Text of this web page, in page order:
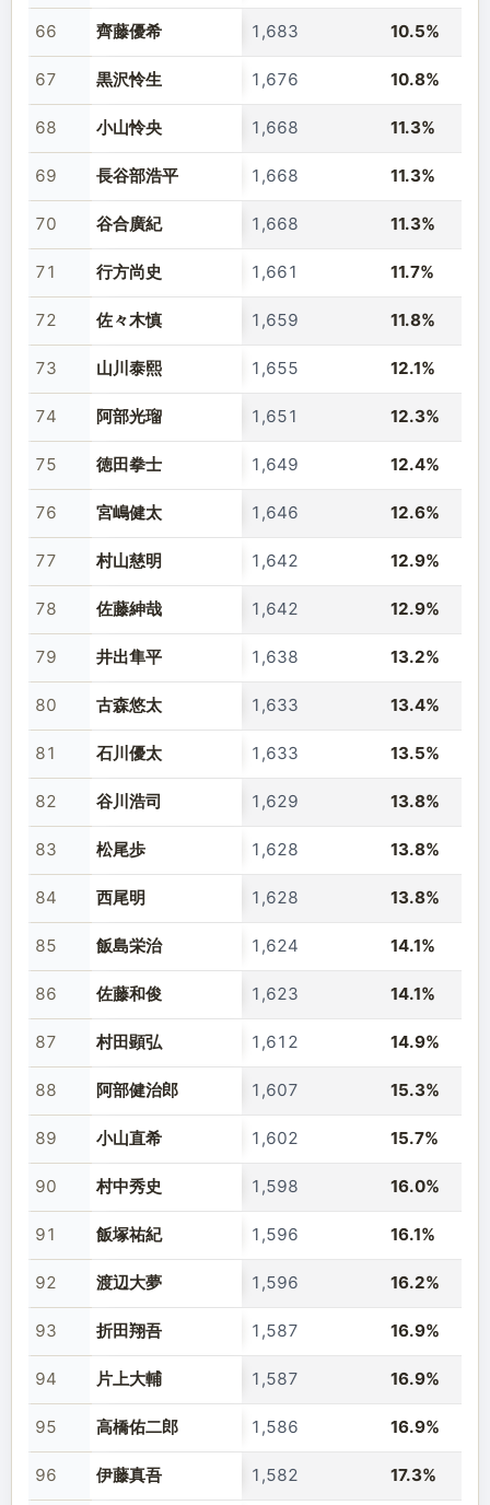
66 齊藤優希 1,683 10.5%
67 黒沢怜生 1,676 10.8%
68 小山怜央 1,668 11.3%
69 長谷部浩平 1,668 11.3%
70 谷合廣紀 1,668 11.3%
71 行方尚史 1,661 11.7%
72 佐々木慎 1,659 11.8%
73 山川泰熙 1,655 12.1%
74 阿部光瑠 1,651 12.3%
75 徳田拳士 1,649 12.4%
76 宮嶋健太 1,646 12.6%
77 村山慈明 1,642 12.9%
78 佐藤紳哉 1,642 12.9%
79 井出隼平 1,638 13.2%
80 古森悠太 1,633 13.4%
81 石川優太 1,633 13.5%
82 谷川浩司 1,629 13.8%
83 松尾歩 1,628 13.8%
84 西尾明 1,628 13.8%
85 飯島栄治 1,624 14.1%
86 佐藤和俊 1,623 14.1%
87 村田顕弘 1,612 14.9%
88 阿部健治郎 1,607 15.3%
89 小山直希 1,602 15.7%
90 村中秀史 1,598 16.0%
91 飯塚祐紀 1,596 16.1%
92 渡辺大夢 1,596 16.2%
93 折田翔吾 1,587 16.9%
94 片上大輔 1,587 16.9%
95 高橋佑二郎 1,586 16.9%
96 伊藤真吾 1,582 17.3%